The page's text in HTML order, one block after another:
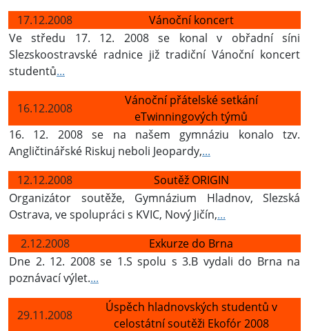
17.12.2008
Vánoční koncert
Ve středu 17. 12. 2008 se konal v obřadní síni
Slezskoostravské radnice již tradiční Vánoční koncert
studentů...
16.12.2008
Vánoční přátelské setkání
eTwinningových týmů
16. 12. 2008 se na našem gymnáziu konalo tzv.
Angličtinářské Riskuj neboli Jeopardy,...
12.12.2008
Soutěž ORIGIN
Organizátor soutěže, Gymnázium Hladnov, Slezská
Ostrava, ve spolupráci s KVIC, Nový Jičín,...
2.12.2008
Exkurze do Brna
Dne 2. 12. 2008 se 1.S spolu s 3.B vydali do Brna na
poznávací výlet....
29.11.2008
Úspěch hladnovských studentů v
celostátní soutěži Ekofór 2008